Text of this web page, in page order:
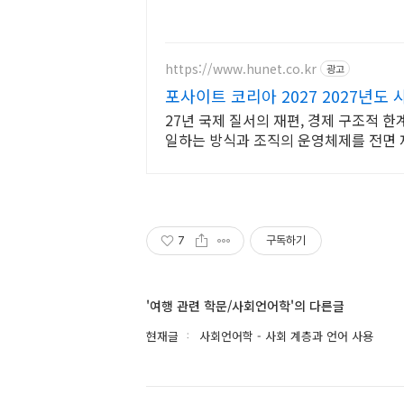
https://www.hunet.co.kr 광고
포사이트 코리아 2027 2027년도
27년 국제 질서의 재편, 경제 구조적
일하는 방식과 조직의 운영체제를 전면
7 구독하기
'여행 관련 학문/사회언어학'의 다른글
현재글 사회언어학 - 사회 계층과 언어 사용